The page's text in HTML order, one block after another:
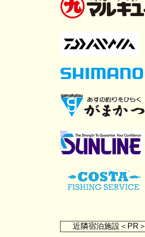
近隣宿泊施設＜PR＞